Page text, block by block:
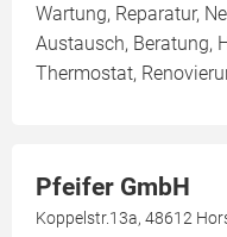
Wartung, Reparatur,
Austausch, Beratung,
Thermostat,
Pfeifer GmbH
Koppelstr.13a, 48612